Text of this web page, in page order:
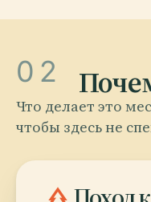
02
Что делает это
чтобы здесь не